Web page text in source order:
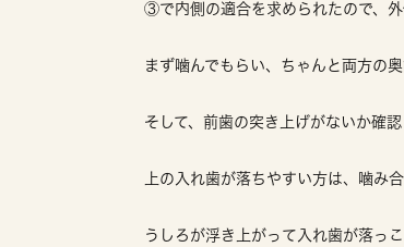
③で内側の適合を求められたので、
まず噛んでもらい、ちゃんと両方の
そして、前歯の突き上げがないか確認
上の入れ歯が落ちやすい方は、噛み
うしろが浮き上がって入れ歯が落っ